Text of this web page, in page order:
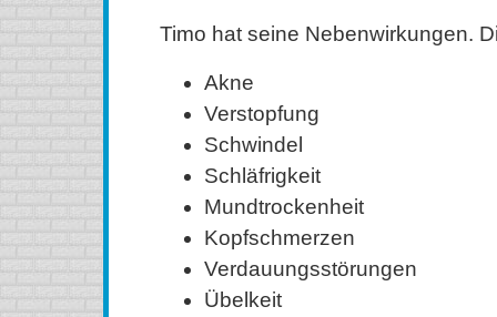
Timo hat seine Nebenwirkungen.
Akne
Verstopfung
Schwindel
Schläfrigkeit
Mundtrockenheit
Kopfschmerzen
Verdauungsstörungen
Übelkeit